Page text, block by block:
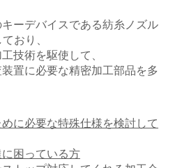
ーデバイスである紡糸ノズル
おり、
技術を駆使して、
置に必要な精密加工部品を多
に必要な特殊仕様を検討して
困っている方